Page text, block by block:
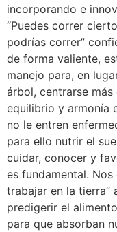
incorporando e
“Puedes correr
podrías correr”
de forma valiente,
manejo para, en
árbol, centrarse más
equilibrio y armonía
no le entren
para ello nutrir el
cuidar, conocer y
es fundamental.
trabajar en la tierra”
predigerir el
para que absorban